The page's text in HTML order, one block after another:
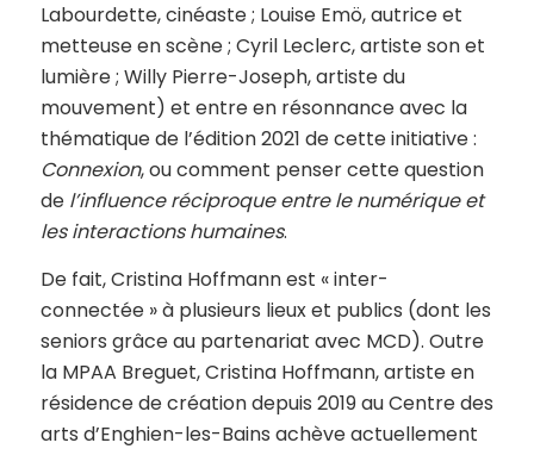
Labourdette, cinéaste ; Louise Emö, autrice et
metteuse en scène ; Cyril Leclerc, artiste son et
lumière ; Willy Pierre-Joseph, artiste du
mouvement) et entre en résonnance avec la
thématique de l’édition 2021 de cette initiative :
Connexion, ou comment penser cette question
del’influence réciproque entre le numérique et
les interactions humaines.
De fait, Cristina Hoffmann est « inter-
connectée » à plusieurs lieux et publics (dont les
seniors grâce au partenariat avec MCD). Outre
la MPAA Breguet, Cristina Hoffmann, artiste en
résidence de création depuis 2019 au Centre des
arts d’Enghien-les-Bains achève actuellement